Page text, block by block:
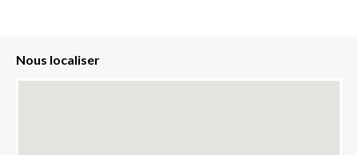
Nous localiser